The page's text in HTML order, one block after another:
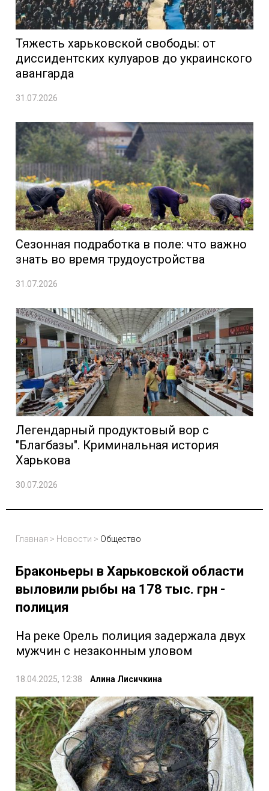
Тяжесть харьковской свободы: от
диссидентских кулуаров до украинского
авангарда
31.07.2026
Сезонная подработка в поле: что важно
знать во время трудоустройства
31.07.2026
Легендарный продуктовый вор с
"Благбазы". Криминальная история
Харькова
30.07.2026
Главная > Новости > Общество
Браконьеры в Харьковской области
выловили рыбы на 178 тыс. грн -
полиция
На реке Орель полиция задержала двух
мужчин с незаконным уловом
18.04.2025, 12:38 Алина Лисичкина